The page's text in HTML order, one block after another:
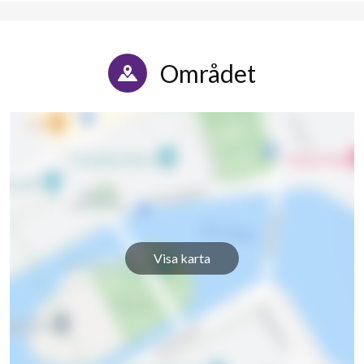
Området
Visa karta